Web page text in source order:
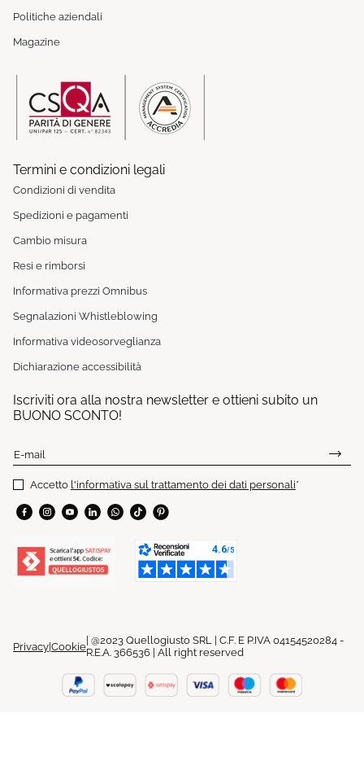
Politiche aziendali
Magazine
Termini e condizioni legali
Condizioni di vendita
Spedizioni e pagamenti
Cambio misura
Resi e rimborsi
Informativa prezzi Omnibus
Segnalazioni Whistleblowing
Informativa videosorveglianza
Dichiarazione accessibilità
Iscriviti ora alla nostra newsletter e ottieni subito un
BUONO SCONTO!
E-mail
Accetto l'informativa sul trattamento dei dati personali*
Privacy|Cookie | @2023 Quellogiusto SRL | C.F. E P.IVA 04154520284 -
R.E.A. 366536 | All right reserved